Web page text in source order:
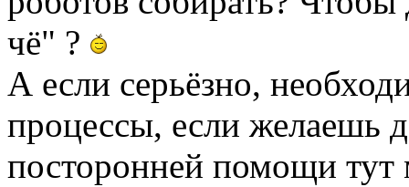
чё" ?
А если серьёзно,
процессы, если желаешь
посторонней помощи тут